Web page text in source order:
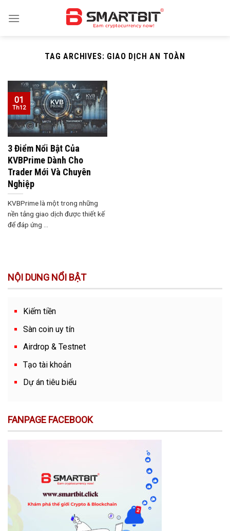
TAG ARCHIVES: GIAO DỊCH AN TOÀN
3 Điểm Nổi Bật Của
KVBPrime Dành Cho
Trader Mới Và Chuyên
Nghiệp
KVBPrime là một trong những
nền tảng giao dịch được thiết kế
để đáp ứng ...
01
Th12
NỘI DUNG NỔI BẬT
Kiếm tiền
Sàn coin uy tín
Airdrop & Testnet
Tạo tài khoản
Dự án tiêu biểu
FANPAGE FACEBOOK